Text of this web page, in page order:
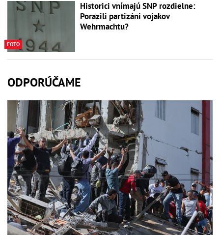
FOTO
Historici vnímajú SNP rozdielne:
Porazili partizáni vojakov
Wehrmachtu?
ODPORÚČAME